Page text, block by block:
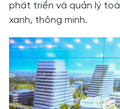
phát triển và quản lý
xanh, thông minh.